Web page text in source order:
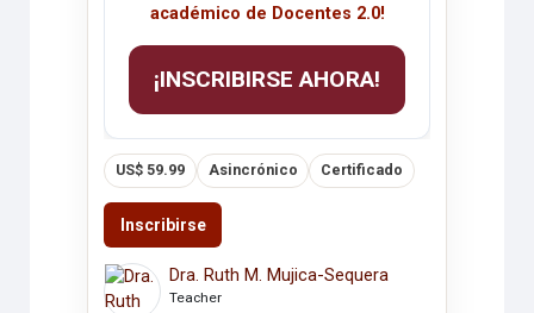
académico de Docentes 2.0!
¡INSCRIBIRSE AHORA!
US$ 59.99 Asincrónico Certificado
Inscribirse
Dra. Ruth M. Mujica-Sequera
Teacher